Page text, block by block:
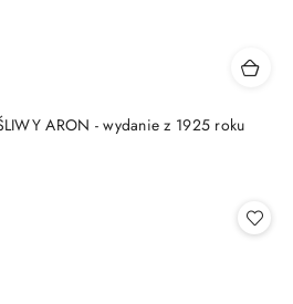
ARON - wydanie z 1925 roku